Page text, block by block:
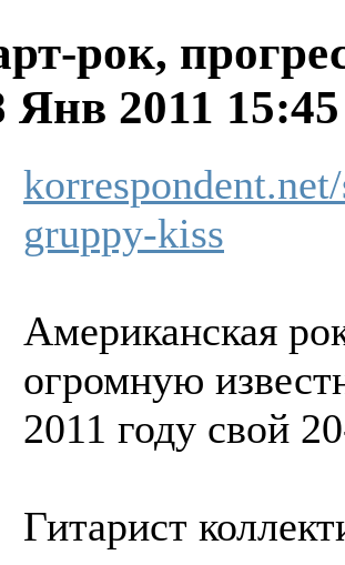
рок,
Янв 2011
gruppy-kiss
Американская
огромную
2011 году свой
Гитарист